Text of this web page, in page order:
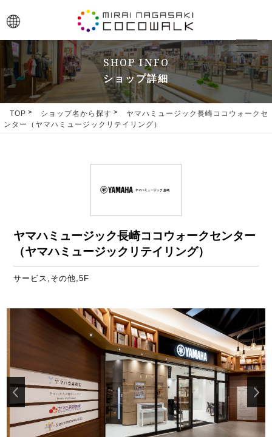
toggle
SHOP INFO
ショップ詳細
TOP ショップ名から探す
ヤマハミュージック長崎ココウォークセ
ンター（ヤマハミュージックリテイリング）
ヤマハミュージック長崎ココウォークセンター
（ヤマハミュージックリテイリング）
サービス,その他,5F